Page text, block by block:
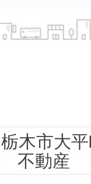
木市大
不動産